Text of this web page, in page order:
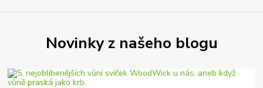
Novinky z našeho blogu